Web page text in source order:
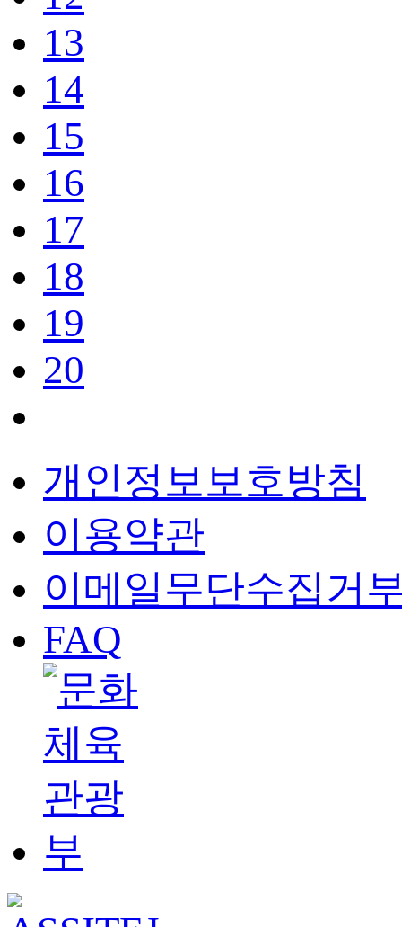
13
14
15
16
17
18
19
20
개인정보보호방침
이용약관
이메일무단수집거
FAQ